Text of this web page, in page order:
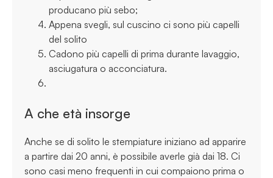
producano più sebo;
Appena svegli, sul cuscino ci sono più capelli
del solito
Cadono più capelli di prima durante lavaggio,
asciugatura o acconciatura.
A che età insorge
Anche se di solito le stempiature iniziano ad apparire
a partire dai 20 anni, è possibile averle già dai 18. Ci
sono casi meno frequenti in cui compaiono prima o